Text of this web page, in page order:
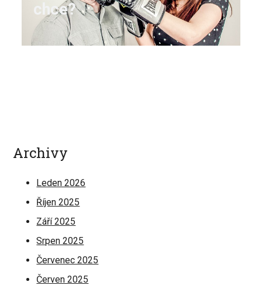
chce?
Archivy
Leden 2026
Říjen 2025
Září 2025
Srpen 2025
Červenec 2025
Červen 2025